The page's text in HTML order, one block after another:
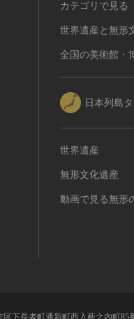
カテゴリで見る
世界遺産と無形
全国の美術館・
日本列島
世界遺産
無形文化遺産
動画で見る無形
下長者町通新町西入藪之内町85